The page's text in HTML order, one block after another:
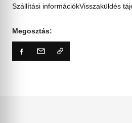
Szállítási információkVisszaküldés
Megosztás: